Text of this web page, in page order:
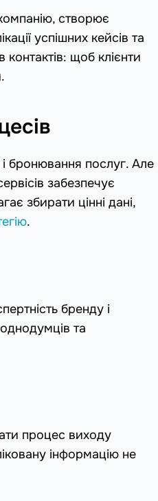
створює
успішних кейсів та
щоб клієнти
бронювання послуг. Але
забезпечує
збирати цінні дані,
.
бренду і
та
процес виходу
інформацію не